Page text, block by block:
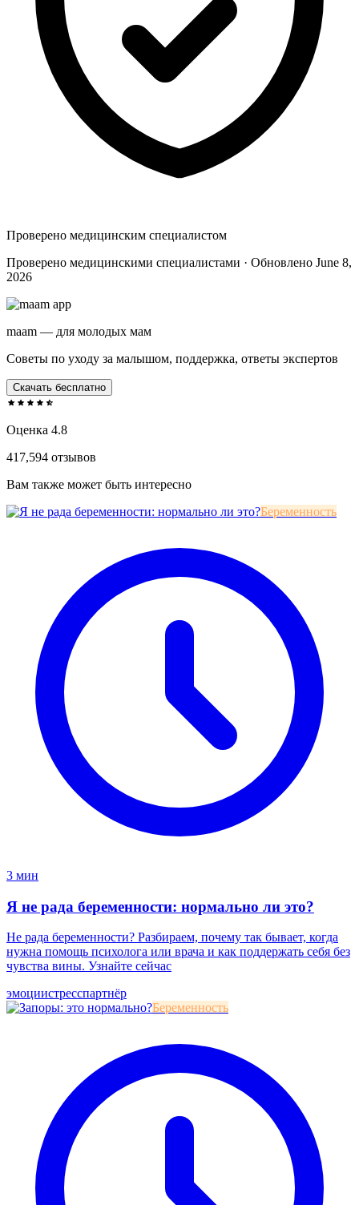
Проверено медицинским специалистом
Проверено медицинскими специалистами · Обновлено June 8,
2026
maam — для молодых мам
Советы по уходу за малышом, поддержка, ответы экспертов
Скачать бесплатно
Оценка 4.8
417,594 отзывов
Вам также может быть интересно
Беременность
3 мин
Я не рада беременности: нормально ли это?
Не рада беременности? Разбираем, почему так бывает, когда
нужна помощь психолога или врача и как поддержать себя без
чувства вины. Узнайте сейчас
эмоциистресспартнёр
Беременность